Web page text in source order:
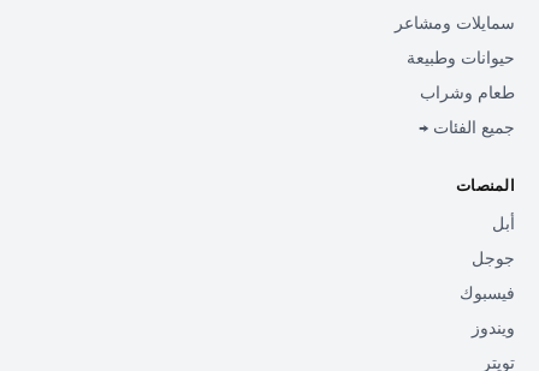
سمايلات ومشاعر
حيوانات وطبيعة
طعام وشراب
جميع الفئات →
المنصات
أبل
جوجل
فيسبوك
ويندوز
تويتر